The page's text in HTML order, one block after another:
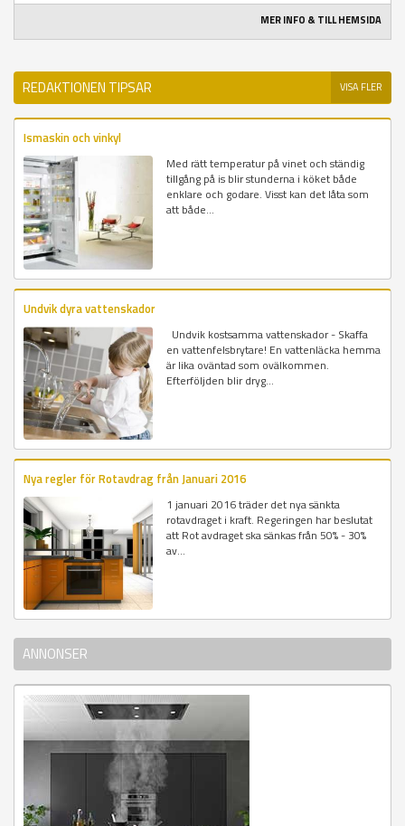
MER INFO & TILL HEMSIDA
REDAKTIONEN TIPSAR VISA FLER
Ismaskin och vinkyl
Med rätt temperatur på vinet och ständig
tillgång på is blir stunderna i köket både
enklare och godare. Visst kan det låta som
att både...
Undvik dyra vattenskador
Undvik kostsamma vattenskador - Skaffa
en vattenfelsbrytare! En vattenläcka hemma
är lika oväntad som ovälkommen.
Efterföljden blir dryg...
Nya regler för Rotavdrag från Januari 2016
1 januari 2016 träder det nya sänkta
rotavdraget i kraft. Regeringen har beslutat
att Rot avdraget ska sänkas från 50% - 30%
av...
ANNONSER